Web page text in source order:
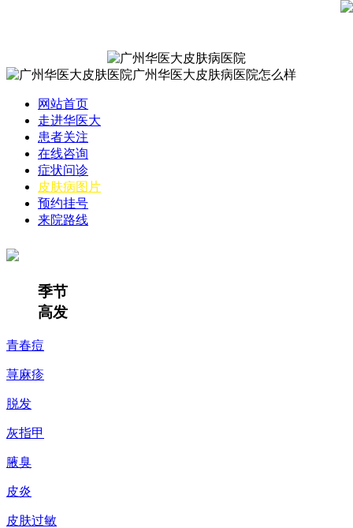
网站首页
走进华医大
患者关注
在线咨询
症状问诊
皮肤病图片
预约挂号
来院路线
季节
高发
青春痘
荨麻疹
脱发
灰指甲
腋臭
皮炎
皮肤过敏